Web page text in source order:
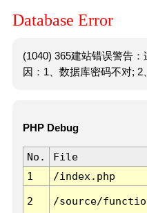
Database Error
(1040) 365建站错误警告
因：1、数据库密码不对; 2
PHP Debug
No. File
1
/index.php
2 /source/